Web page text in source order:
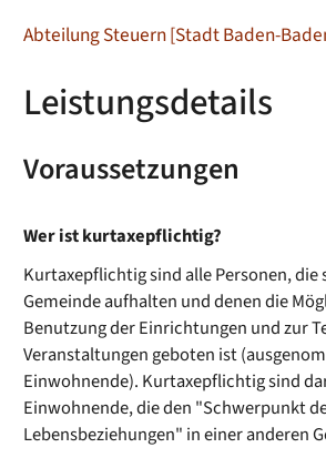
Abteilung Steuern [Stadt Baden-
Leistungsdetails
Voraussetzungen
Wer ist kurtaxepflichtig?
Kurtaxepflichtig sind alle Personen, die
Gemeinde aufhalten und denen die
Benutzung der Einrichtungen und zur
Veranstaltungen geboten ist
Einwohnende). Kurtaxepflichtig sind
Einwohnende, die den "Schwerpunkt
Lebensbeziehungen" in einer anderen